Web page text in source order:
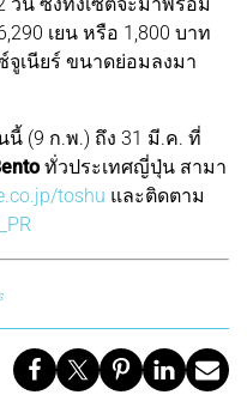
เยน หรือ 1,800 บาท
เนียร์ ขนาดย่อมลงมา
นี้ (9 ก.พ.) ถึง 31 มี.ค. ที่
ทั่วประเทศญี่ปุ่น สามา
toshu และติดตาม